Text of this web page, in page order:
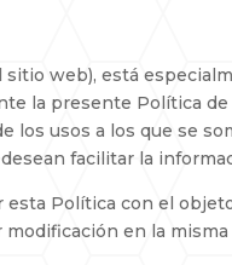
web), está
la presente Política
los usos a los que se
facilitar la
Política con el
en la